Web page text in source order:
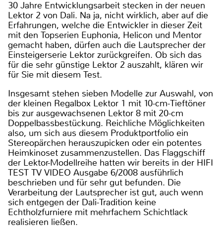
30 Jahre Entwicklungsarbeit stecken in der neuen
Lektor 2 von Dali. Na ja, nicht wirklich, aber auf die
Erfahrungen, welche die Entwickler in dieser Zeit
mit den Topserien Euphonia, Helicon und Mentor
gemacht haben, dürfen auch die Lautsprecher der
Einsteigerserie Lektor zurückgreifen. Ob sich das
für die sehr günstige Lektor 2 auszahlt, klären wir
für Sie mit diesem Test.
Insgesamt stehen sieben Modelle zur Auswahl, von
der kleinen Regalbox Lektor 1 mit 10-cm-Tieftöner
bis zur ausgewachsenen Lektor 8 mit 20-cm
Doppelbassbestückung. Reichliche Möglichkeiten
also, um sich aus diesem Produktportfolio ein
Stereopärchen herauszupicken oder ein potentes
Heimkinoset zusammenzustellen. Das Flaggschiff
der Lektor-Modellreihe hatten wir bereits in der HIFI
TEST TV VIDEO Ausgabe 6/2008 ausführlich
beschrieben und für sehr gut befunden. Die
Verarbeitung der Lautsprecher ist gut, auch wenn
sich entgegen der Dali-Tradition keine
Echtholzfurniere mit mehrfachem Schichtlack
realisieren ließen.